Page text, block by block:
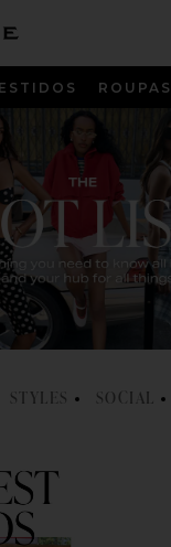
ROUPAS
STYLES SOCIAL
TRENDS